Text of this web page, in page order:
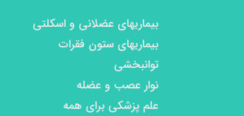
بیماریهای عضلانی و اسکلتی
بیماریهای ستون فقرات
توانبخشی
نوار عصب و عضله
علم پزشکی برای همه